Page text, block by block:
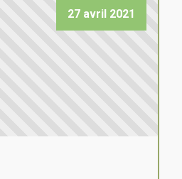
27 avril 2021